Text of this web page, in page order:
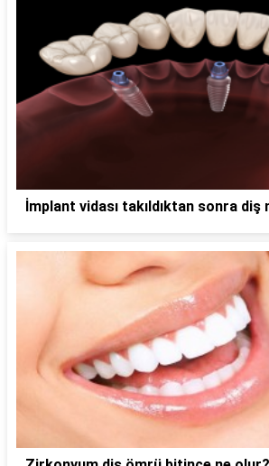
İmplant vidası takıldıktan sonra diş